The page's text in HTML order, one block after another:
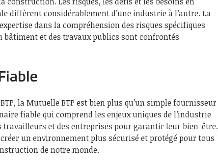
diffèrent considérablement d’une industrie à l’autre. La
dans la compréhension des risques spécifiques
bâtiment et des travaux publics sont confrontés
la Mutuelle BTP est bien plus qu’un simple fournisseur
fiable qui comprend les enjeux uniques de l’industrie
travailleurs et des entreprises pour garantir leur bien-être.
un environnement plus sécurisé et protégé pour tous
de notre monde.